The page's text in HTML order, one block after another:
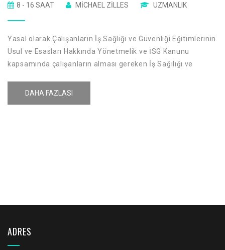
8 - 16 SAAT MICHAEL ZILLES UZMANLIK
Yasal olarak Çalışanların İş Sağlığı ve Güvenliği Eğitimlerinin
Usul ve Esasları Hakkında Yönetmelik ve İSG Kanunu
kapsamında çalışanların alması gereken İş Sağılığı ve
sağlığı ve güvenliği ile ilgili kuralların çalışanlara
DAHA FAZLASI
ADRES